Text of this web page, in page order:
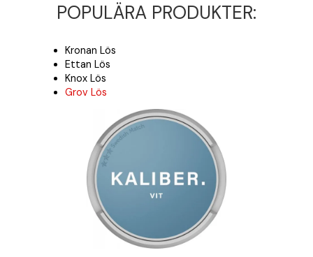
POPULÄRA PRODUKTER:
Kronan Lös
Ettan Lös
Knox Lös
Grov Lös